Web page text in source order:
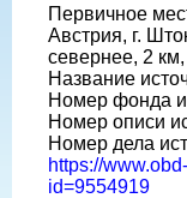
Первичное
Австрия, г.
севернее, 2
Название
Номер фонда
Номер описи
Номер дела
https://
id=9554919